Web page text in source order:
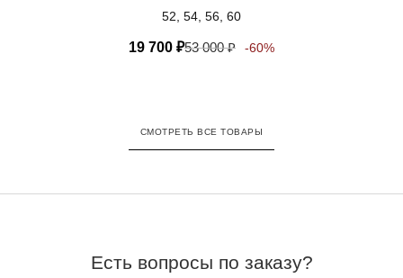
52, 54, 56, 60
19 700 ₽53 000₽ -60%
СМОТРЕТЬ ВСЕ ТОВАРЫ
Есть вопросы по заказу?